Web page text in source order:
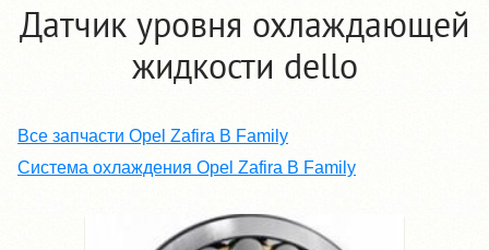
Датчик уровня охлаждающей
жидкости dello
Все запчасти Opel Zafira B Family
Система охлаждения Opel Zafira B Family